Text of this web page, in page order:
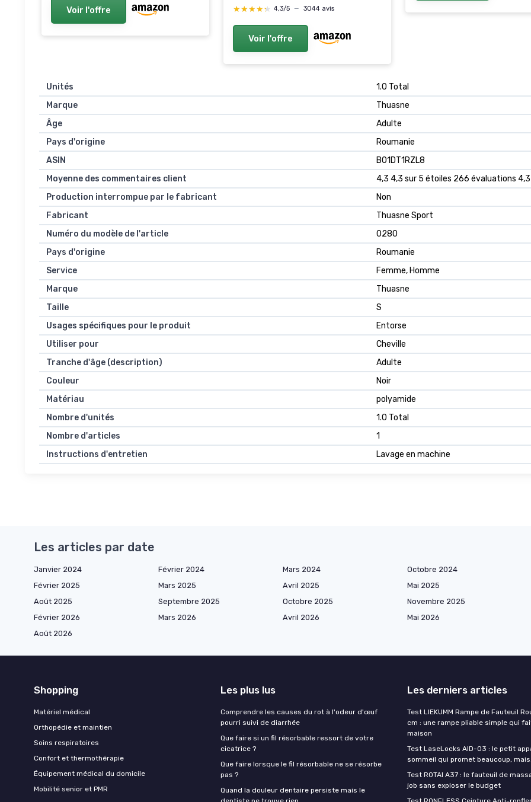
Voir l'offre ★★★★★
★★★★★ 4,3/5 — 3044 avis
Voir l'offre
Unités
‎1.0 Total
Marque
‎Thuasne
Âge
‎Adulte
Pays d'origine
‎Roumanie
ASIN
B01DT1RZL8
Moyenne des commentaires client
4,3 4,3 sur 5 étoiles 266 évaluations
Production interrompue par le fabricant
Non
Fabricant
Thuasne Sport
Numéro du modèle de l'article
0280
Pays d'origine
Roumanie
Service
Femme, Homme
Marque
Thuasne
Taille
S
Usages spécifiques pour le produit
Entorse
Utiliser pour
Cheville
Tranche d'âge (description)
Adulte
Couleur
Noir
Matériau
polyamide
Nombre d'unités
1.0 Total
Nombre d'articles
1
Instructions d'entretien
Lavage en machine
Les articles par date
Janvier 2024 Février 2024 Mars 2024 Octobre 2024
Février 2025
Mars 2025 Avril 2025 Mai 2025
Août 2025
Septembre 2025 Octobre 2025 Novembre 2025
Février 2026
Mars 2026 Avril 2026 Mai 2026
Août 2026
Shopping
Matériel médical
Orthopédie et maintien
Soins respiratoires
Confort et thermothérapie
Équipement médical du domicile
Mobilité senior et PMR
Les plus lus
Comprendre les causes du rot à l'odeur d'œuf
pourri suivi de diarrhée
Que faire si un fil résorbable ressort de votre
cicatrice ?
Que faire lorsque le fil résorbable ne se résorbe
pas ?
Quand la douleur dentaire persiste mais le
Les derniers articles
Test LIEKUMM Rampe de Fauteuil
cm : une rampe pliable simple qui
maison
Test LaseLocks AID-03 : le petit
sommeil qui promet beaucoup, mais…
Test ROTAI A37 : le fauteuil de
job sans exploser le budget